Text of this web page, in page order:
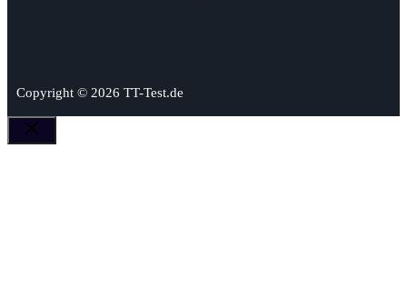
Copyright © 2026 TT-Test.de
Schließen